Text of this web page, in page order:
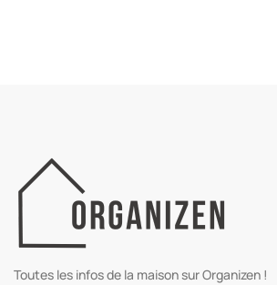
Toutes les infos de la maison sur Organizen !